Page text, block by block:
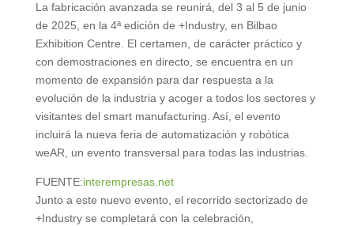
La fabricación avanzada se reunirá, del 3 al 5 de junio
de 2025, en la 4ª edición de +Industry, en Bilbao
Exhibition Centre. El certamen, de carácter práctico y
con demostraciones en directo, se encuentra en un
momento de expansión para dar respuesta a la
evolución de la industria y acoger a todos los sectores y
visitantes del smart manufacturing. Así, el evento
incluirá la nueva feria de automatización y robótica
weAR, un evento transversal para todas las industrias.
FUENTE:interempresas.net
Junto a este nuevo evento, el recorrido sectorizado de
+Industry se completará con la celebración,